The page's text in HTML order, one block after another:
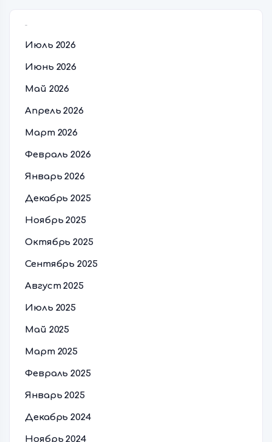
Июль 2026
Июнь 2026
Май 2026
Апрель 2026
Март 2026
Февраль 2026
Январь 2026
Декабрь 2025
Ноябрь 2025
Октябрь 2025
Сентябрь 2025
Август 2025
Июль 2025
Май 2025
Март 2025
Февраль 2025
Январь 2025
Декабрь 2024
Ноябрь 2024